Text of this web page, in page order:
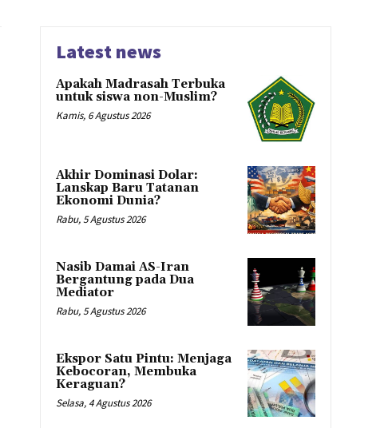
Latest news
Apakah Madrasah Terbuka
untuk siswa non-Muslim?
Kamis, 6 Agustus 2026
Akhir Dominasi Dolar:
Lanskap Baru Tatanan
Ekonomi Dunia?
Rabu, 5 Agustus 2026
Nasib Damai AS-Iran
Bergantung pada Dua
Mediator
Rabu, 5 Agustus 2026
Ekspor Satu Pintu: Menjaga
Kebocoran, Membuka
Keraguan?
Selasa, 4 Agustus 2026